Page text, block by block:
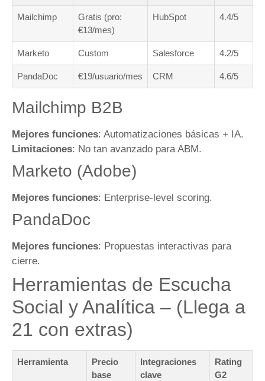
Mailchimp
Gratis (pro:
€13/mes)
HubSpot 4.4/5
Marketo Custom Salesforce 4.2/5
PandaDoc €19/usuario/mes CRM 4.6/5
Mailchimp B2B
Mejores funciones: Automatizaciones básicas + IA.
Limitaciones: No tan avanzado para ABM.
Marketo (Adobe)
Mejores funciones: Enterprise-level scoring.
PandaDoc
Mejores funciones: Propuestas interactivas para
cierre.
Herramientas de Escucha
Social y Analítica – (Llega a
21 con extras)
Herramienta
Precio
base
Integraciones
clave
Rating
G2